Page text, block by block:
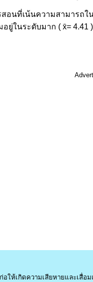
อนที่เน้นความสามารถ
ยู่ในระดับมาก ( x̄= 4.41 )
ห้เกิดความเสียหายและเสื่อ